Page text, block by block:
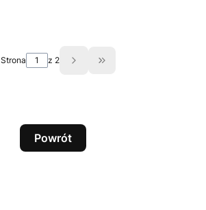
Strona z 2 Przejdź do ostatniej
Powrót